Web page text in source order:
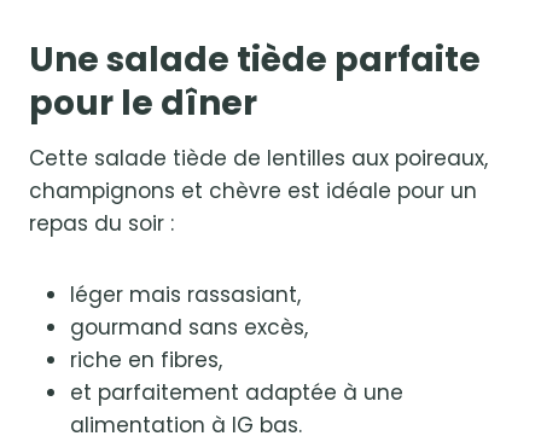
Une salade tiède parfaite
pour le dîner
Cette salade tiède de lentilles aux poireaux,
champignons et chèvre est idéale pour un
repas du soir :
léger mais rassasiant,
gourmand sans excès,
riche en fibres,
et parfaitement adaptée à une
alimentation à IG bas.